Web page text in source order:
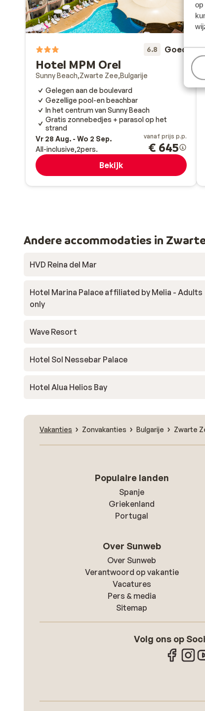
op
6.8 Goed
Hotel MPM Orel
Sunny Beach Zwarte Zee Bulgarije
Gelegen aan de boulevard
Gezellige pool-en beachbar
In het centrum van Sunny Beach
Gratis zonnebedjes + parasol op het
strand
Vr 28 Aug. - Wo 2 Sep.
All-inclusive 2pers.
vanaf prijs p.p.
€ 645
Bekijk
Andere accommodaties in
HVD Reina del Mar
Hotel Marina Palace affiliated by Melia - Adults
only
Wave Resort
Hotel Sol Nessebar Palace
Hotel Alua Helios Bay
Vakanties Zonvakanties Bulgarije Zwarte
Populaire landen
Spanje
Griekenland
Portugal
Over Sunweb
Over Sunweb
Verantwoord op vakantie
Vacatures
Pers & media
Sitemap
Volg ons op